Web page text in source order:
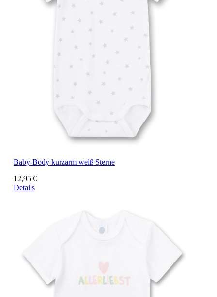
Baby-Body kurzarm weiß Sterne
12,95 €
Details